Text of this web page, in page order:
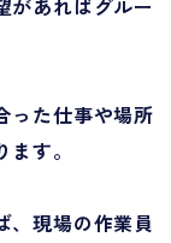
があればグルー
った仕事や場所
す。
、現場の作業員